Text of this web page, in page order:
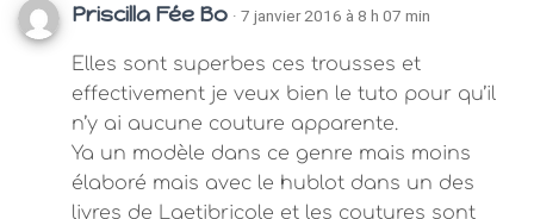
Priscilla Fée Bo · 7 janvier 2016 à 8 h 07 min
Elles sont superbes ces trousses et
effectivement je veux bien le tuto pour qu’il
n’y ai aucune couture apparente.
Ya un modèle dans ce genre mais moins
élaboré mais avec le hublot dans un des
livres de Laetibricole et les coutures sont